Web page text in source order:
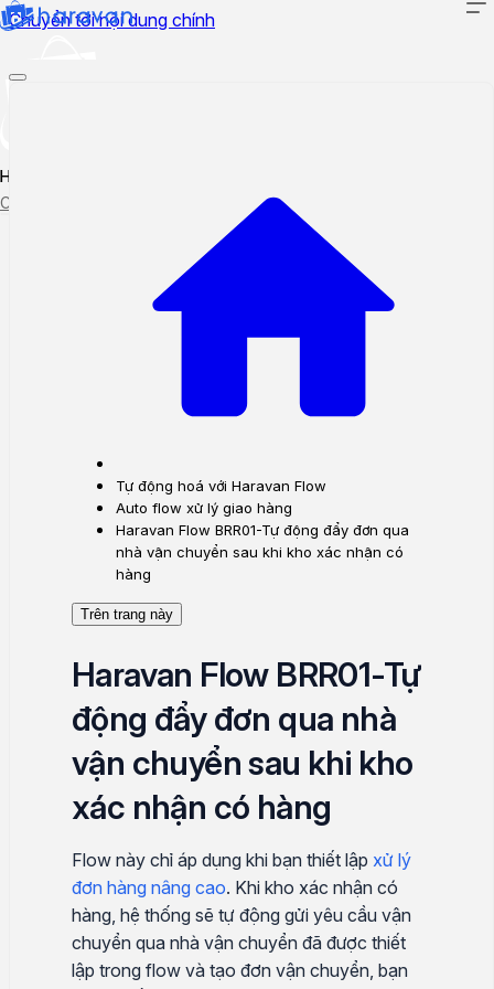
Chuyển tới nội dung chính
Hướng dẫn sử dụng
Cập nhật tính năng mới
Theo dõi ticket
Tự động hoá với Haravan Flow
Auto flow xử lý giao hàng
Haravan Flow BRR01-Tự động đẩy đơn qua
nhà vận chuyển sau khi kho xác nhận có
hàng
Trên trang này
Haravan Flow BRR01-Tự
động đẩy đơn qua nhà
vận chuyển sau khi kho
xác nhận có hàng
Flow này chỉ áp dụng khi bạn thiết lập xử lý
đơn hàng nâng cao. Khi kho xác nhận có
hàng, hệ thống sẽ tự động gửi yêu cầu vận
chuyển qua nhà vận chuyển đã được thiết
lập trong flow và tạo đơn vận chuyển, bạn